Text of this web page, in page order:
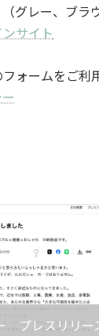
レー、ブラ
サイト
ォームをご利
プレスリリー